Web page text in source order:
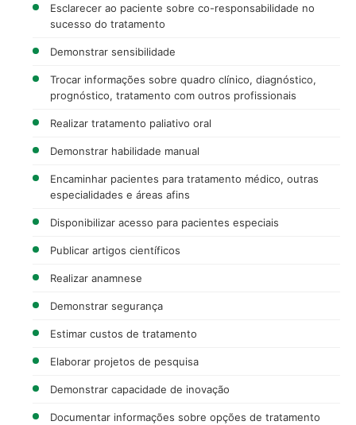
Esclarecer ao paciente sobre co-responsabilidade no
sucesso do tratamento
Demonstrar sensibilidade
Trocar informações sobre quadro clínico, diagnóstico,
prognóstico, tratamento com outros profissionais
Realizar tratamento paliativo oral
Demonstrar habilidade manual
Encaminhar pacientes para tratamento médico, outras
especialidades e áreas afins
Disponibilizar acesso para pacientes especiais
Publicar artigos científicos
Realizar anamnese
Demonstrar segurança
Estimar custos de tratamento
Elaborar projetos de pesquisa
Demonstrar capacidade de inovação
Documentar informações sobre opções de tratamento